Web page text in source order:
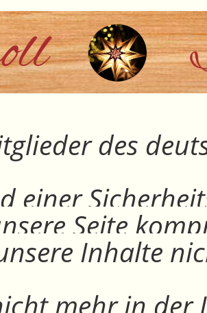
des
einer
Seite
Inhalte
mehr in der